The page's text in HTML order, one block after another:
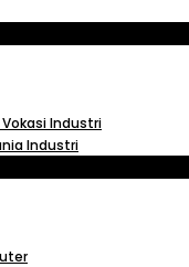
Industri
Industri